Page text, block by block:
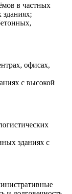
в частных
зданиях;
офисах,
с высокой
зданиях с